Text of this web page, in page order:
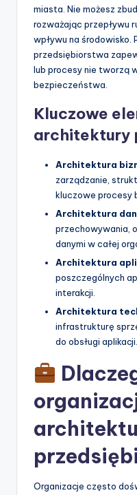
miasta. Nie możesz
rozważając przepływu
wpływu na środowisko.
przedsiębiorstwa
lub procesy nie tworzą
bezpieczeństwa.
Kluczowe
architektury
Architektura
zarządzanie,
kluczowe procesy
Architektura
przechowywania,
danymi w całej
Architektura
poszczególnych
interakcji.
Architektura
infrastrukturę
do obsługi aplikacji.
Organizacje często